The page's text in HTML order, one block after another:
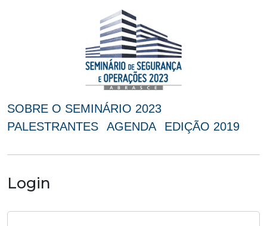
SOBRE O SEMINÁRIO 2023
PALESTRANTES
AGENDA EDIÇÃO 2019
Login